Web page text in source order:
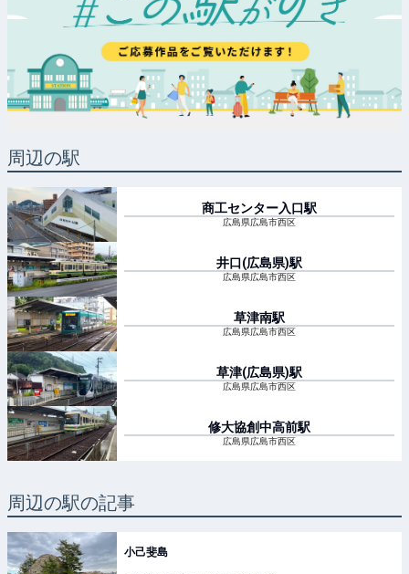
周辺の駅
商工センター入口駅
広島県広島市西区
井口(広島県)駅
広島県広島市西区
草津南駅
広島県広島市西区
草津(広島県)駅
広島県広島市西区
修大協創中高前駅
広島県広島市西区
周辺の駅の記事
小己斐島